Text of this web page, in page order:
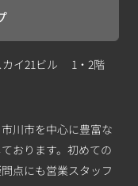
カイ21ビル 1・2階
川市を中心に豊富な
おります。初めての
点にも営業スタッフ